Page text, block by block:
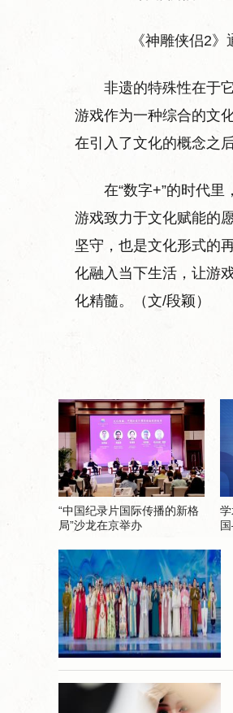
《神雕侠侣2
非遗的特殊性在于
游戏作为一种综合的文
在引入了文化的概念之
在“数字+”的时代
游戏致力于文化赋能的
坚守，也是文化形式的
化融入当下生活，让游
化精髓。（文/段颖）
“中国纪录片国际传播的新格
局”沙龙在京举办